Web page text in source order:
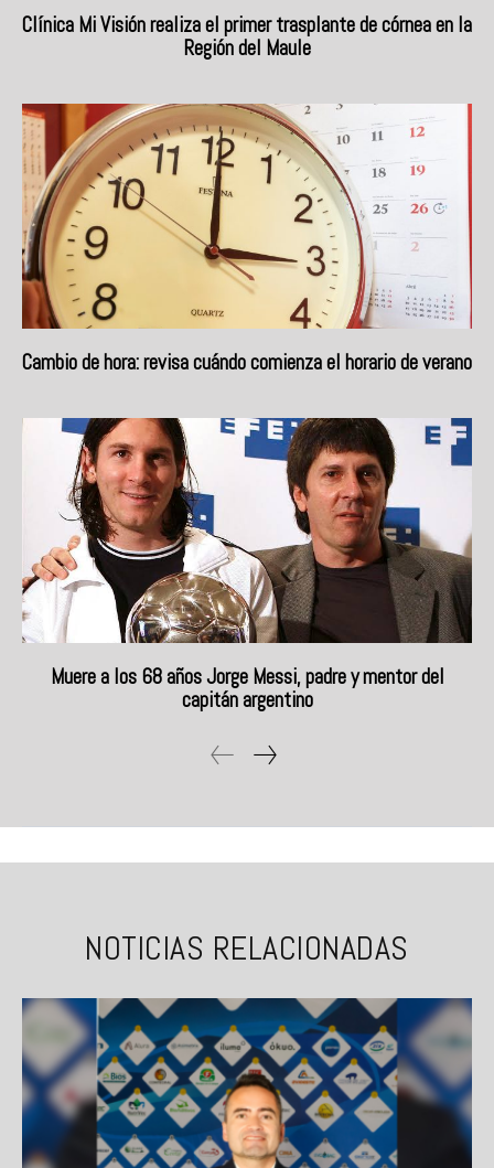
Clínica Mi Visión realiza el primer trasplante de córnea en la
Región del Maule
Cambio de hora: revisa cuándo comienza el horario de verano
Muere a los 68 años Jorge Messi, padre y mentor del
capitán argentino
NOTICIAS RELACIONADAS